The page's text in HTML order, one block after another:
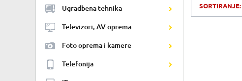
Ugradbena tehnika
Televizori, AV oprema
Foto oprema i kamere
Telefonija
SORTIRANJE: